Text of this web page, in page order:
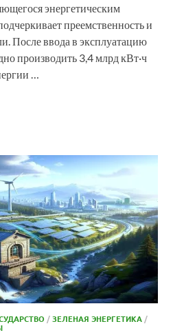
энергетическим
преемственность и
После ввода в эксплуатацию
производить 3,4 млрд кВт·ч
…
/ЗЕЛЕНАЯ ЭНЕРГЕТИКА /